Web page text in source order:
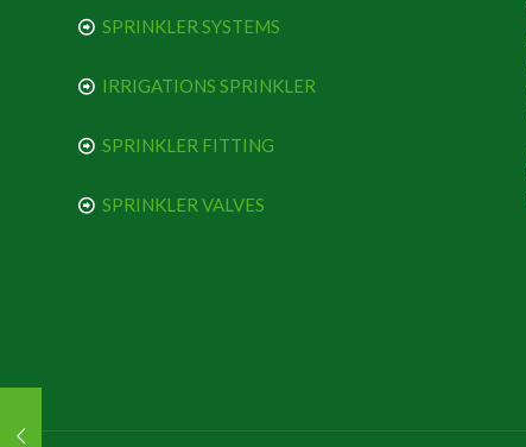
SPRINKLER SYSTEMS
IRRIGATIONS SPRINKLER
SPRINKLER FITTING
SPRINKLER VALVES